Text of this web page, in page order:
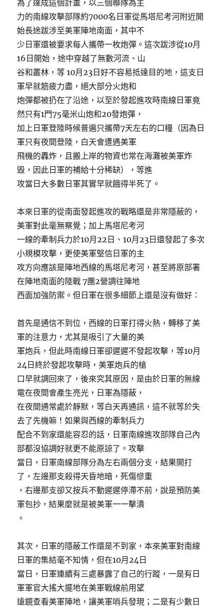
為了達成這個計畫，以三個聯隊為主
力的南線攻擊部隊約7000名日軍從馬塔尼考河附近開
始長途跋涉至美軍陣地南面，其中不
少日軍還被要求每人攜帶一枚炮彈。這次跋涉從10月
16日開始，途中穿越了無數河流、山
谷和叢林，等 10月23日好不容易抵達目的地，這支日
軍早就筋疲力盡，絕大部分火炮和
炮彈都被扔在了沿途，以至於發起進攻時南線日軍竟
然只有1門75毫米山炮和20發炮彈，
加上日軍登陸時候普遍只攜帶7天左右的口糧（因為日
軍只有夜間登陸，白天會遭遇美軍
飛機的轟炸，且搬上岸的物資也常在海灘被美軍炸
毀，因此日軍的補給十分稀缺），等進
攻當日大多數日軍其實早就餓得半死了。
本來日軍的從南面發起進攻的戰略還是非常隱蔽的，
美軍對此毫無察覺；加上馬塔尼考河
一線的牽制兵力於10月22日、10月23日還發起了多次
小規模攻擊，更使美軍堅信日軍的主
攻方向應該是陣地西線的馬塔尼考河，甚至將原部署
在陣地南面的陸戰 7團2營調往陣地
西面加強防禦。但日軍在很多細節上還是沒有做好：
首先是通信不到位，西線的日軍打得火熱，轉移了美
軍的注意力，尤其是吸引了大量的美
軍炮兵，但此時南線日軍卻遲遲不發起攻擊，等10月
24日終於發起攻擊時，美軍炮兵的槍
口早就調回來了，後來究其原因，是由於日軍的無線
電在夜間會產生亮光，日軍為隱蔽，
在夜間通常處於靜默，等白天再通訊，這不就等於失
去了先機嘛！如果與西線的牽制兵力
配合不到家還能容忍的話，日軍南線進攻部隊自己內
部都沒協調好就更不能原諒了。攻擊
當日，日軍南線部隊分為左右兩個分支，結果開打
了，左邊那支殺得天昏地暗，死傷慘重
，右邊那支卻又按兵不動遲遲停滯不前，說是預防美
軍包抄，結果麼就是被美軍一一擊潰
。
其次，日軍的隱蔽工作還是不到家，本來美軍對南線
日軍的集結毫不知情，但在10月24日
當日，日軍連續有三處暴露了自己的行蹤，一是有日
軍軍官大搖大擺地在美軍戰線前用望
遠鏡查看美軍陣地，讓美軍哨兵發現；二是有少數日